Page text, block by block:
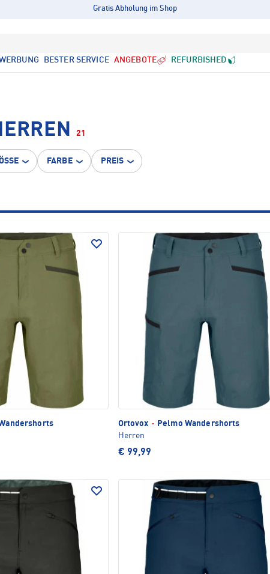
Gratis Abholung im Shop
BESTER SERVICE ANGEBOTE REFURBISHED
21
FARBE PREIS
Ortovox ·
Pelmo Wandershorts
Herren
€ 99,99